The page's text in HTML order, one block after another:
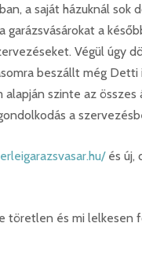
a saját házuknál
garázsvásárokat a
Végül úgy
beszállt még
szinte az
a
és új,
töretlen és mi